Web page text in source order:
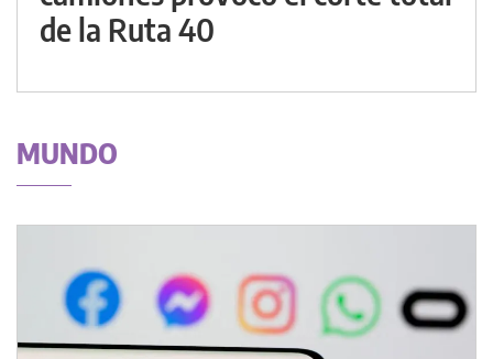
de la Ruta 40
MUNDO